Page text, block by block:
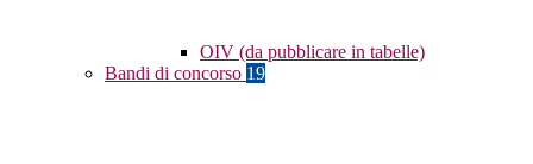
OIV (da pubblicare in tabelle)
Bandi di concorso 19